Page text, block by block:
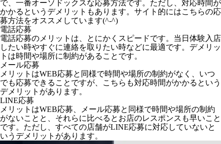
で、一番オーソドックスな応募方法です。ただし、対応時間が
かかるというデメリットもあります。サイト的にはこちらの応
募方法をオススメしています(^-^)
電話応募
電話応募のメリットは、とにかくスピードです。当日体験入店
したい時やすぐに連絡を取りたい時などに最適です。デメリッ
トは時間や場所に制約があることです。
メール応募
メリットはWEB応募と同様で時間や場所の制約がなく、いつ
でも応募できることですが、こちらも対応時間がかかるという
デメリットがあります。
LINE応募
メリットはWEB応募、メール応募と同様で時間や場所の制約
がないことと、それらに比べるとお店のレスポンスも早いこと
です。ただし、すべての店舗がLINE応募に対応していないと
いうデメリットがあります。